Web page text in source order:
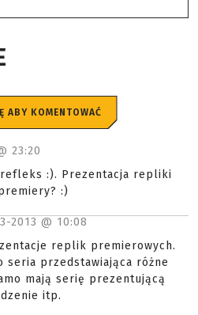
ABY KOMENTOWAĆ
23:20
refleks :). Prezentacja repliki
:)
2013 @ 10:08
replik premierowych.
seria przedstawiająca różne
mają serię prezentującą
itp.